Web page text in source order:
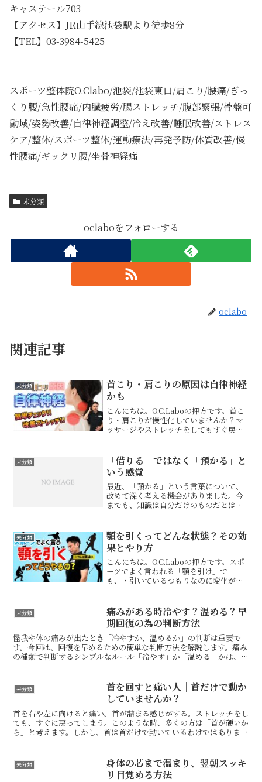
キャステール703
【アクセス】JR山手線池袋駅より徒歩8分
【TEL】03-3984-5425
────────────
スポーツ整体院O.Clabo/池袋/池袋東口/肩こり/腰痛/ぎっ
くり腰/急性腰痛/内臓疲労/腸ストレッチ/腹部緊張/骨盤可
動域/姿勢改善/自律神経調整/冷え改善/睡眠改善/ストレス
ケア/整体/スポーツ整体/運動療法/再発予防/体質改善/慢
性腰痛/ギックリ腰/坐骨神経痛
未分類
oclaboをフォローする
oclabo
関連記事
未分類
首こり・肩こりの原因は自律神経
かも
こんにちは。O.C.Laboの押方です。首こ
り・肩こりが慢性化していませんか？マ
ッサージやストレッチをしてもすぐ戻
にあるかもしれません。ストレスや緊張
状態が続くと、交感...
未分類
「借りる」ではなく「預かる」と
いう感覚
最近、「預かる」という言葉について、
改めて深く考える機会がありました。今
までも、知識は自分だけのものだとは思
積み重ねてきてくれたものです。よく
「巨人の肩の上に立つ」とい...
未分類
顎を引くってどんな状態？その効
果とやり方
こんにちは。O.C.Laboの押方です。スポ
ーツでよく言われる「顎を引け」で
も、・引いているつもりなのに変化がな
ている可能性があります。顎を正しく引
くメリットは大きく2...
未分類
痛みがある時冷やす？温める？早
期回復の為の判断方法
怪我や体の痛みが出たとき「冷やすか、温めるか」の判断は重要で
す。今回は、回復を早めるための簡単な判断方法を解説します。痛み
の種類で判断するシンプルなルール「冷やす」か「温める」かは、あ
未分類
首を回すと痛い人｜首だけで動か
していませんか？
首を右や左に向けると痛い。首が詰まる感じがする。ストレッチをし
ても、すぐに戻ってしまう。このような時、多くの方は「首が硬いか
ら」と考えます。しかし、首は首だけで動いているわけではありませ
未分類
身体の芯まで温まり、翌朝スッキ
リ目覚める方法